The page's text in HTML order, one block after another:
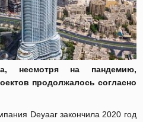
несмотря на пандемию,
продолжалось согласно
Deyaarзакончила 2020 год